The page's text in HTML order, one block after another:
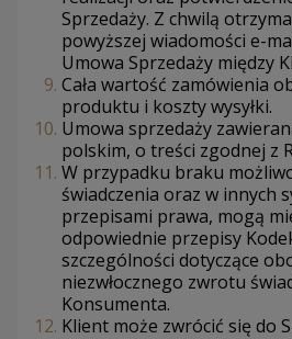
Sprzedaży. Z chwilą
powyższej wiadomości e-
Umowa Sprzedaży między
Cała wartość zamówienia
produktu i koszty wysyłki.
Umowa sprzedaży
polskim, o treści zgodnej z
W przypadku braku
świadczenia oraz w innych
przepisami prawa, mogą
odpowiednie przepisy
szczególności dotyczące
niezwłocznego zwrotu
Konsumenta.
Klient może zwrócić się do